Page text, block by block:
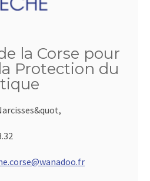
la Corse pour
Protection du